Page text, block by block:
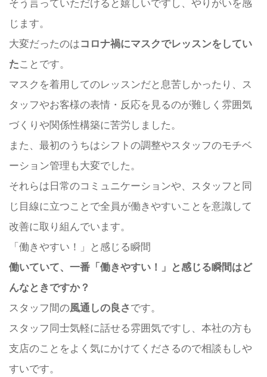
そう言っていただけると嬉しいですし、やりがいを感
じます。
大変だったのはコロナ禍にマスクでレッスンをしてい
たことです。
マスクを着用してのレッスンだと息苦しかったり、ス
タッフやお客様の表情・反応を見るのが難しく雰囲気
づくりや関係性構築に苦労しました。
また、最初のうちはシフトの調整やスタッフのモチベ
ーション管理も大変でした。
それらは日常のコミュニケーションや、スタッフと同
じ目線に立つことで全員が働きやすいことを意識して
改善に取り組んでいます。
「働きやすい！」と感じる瞬間
働いていて、一番「働きやすい！」と感じる瞬間はど
んなときですか？
スタッフ間の風通しの良さ です。
スタッフ同士気軽に話せる雰囲気ですし、本社の方も
支店のことをよく気にかけてくださるので相談もしや
すいです。